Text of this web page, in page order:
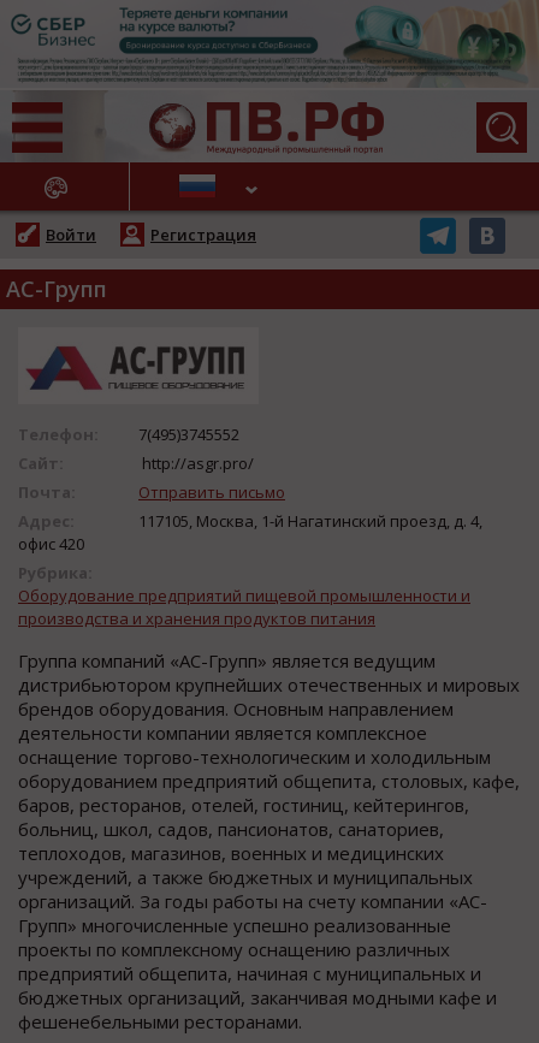
НОВОСТИ
Войти Регистрация
АС-Групп
Телефон:
7(495)3745552
Сайт:
http://asgr.pro/
Почта:
Отправить письмо
Адрес:
117105, Москва, 1-й Нагатинский проезд, д. 4,
офис 420
Рубрика:
Оборудование предприятий пищевой промышленности и
производства и хранения продуктов питания
Группа компаний «АС-Групп» является ведущим
дистрибьютором крупнейших отечественных и мировых
брендов оборудования. Основным направлением
деятельности компании является комплексное
оснащение торгово-технологическим и холодильным
оборудованием предприятий общепита, столовых, кафе,
баров, ресторанов, отелей, гостиниц, кейтерингов,
больниц, школ, садов, пансионатов, санаториев,
теплоходов, магазинов, военных и медицинских
учреждений, а также бюджетных и муниципальных
организаций. За годы работы на счету компании «АС-
Групп» многочисленные успешно реализованные
проекты по комплексному оснащению различных
предприятий общепита, начиная с муниципальных и
бюджетных организаций, заканчивая модными кафе и
фешенебельными ресторанами.